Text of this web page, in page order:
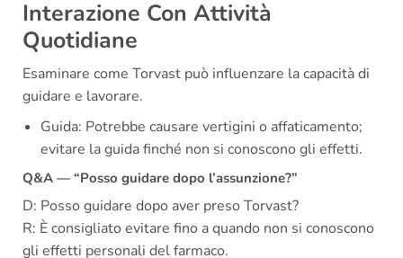
Interazione Con Attività
Quotidiane
Esaminare come Torvast può influenzare la capacità di
guidare e lavorare.
Guida: Potrebbe causare vertigini o affaticamento;
evitare la guida finché non si conoscono gli effetti.
Q&A — “Posso guidare dopo l’assunzione?”
D: Posso guidare dopo aver preso Torvast?
R: È consigliato evitare fino a quando non si conoscono
gli effetti personali del farmaco.